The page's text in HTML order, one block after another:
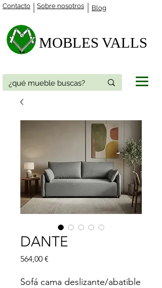
Contacto Blog
Sobre nosotros
MOBLES VALLS​
DANTE
564,00 €
Sofá cama deslizante/abatible